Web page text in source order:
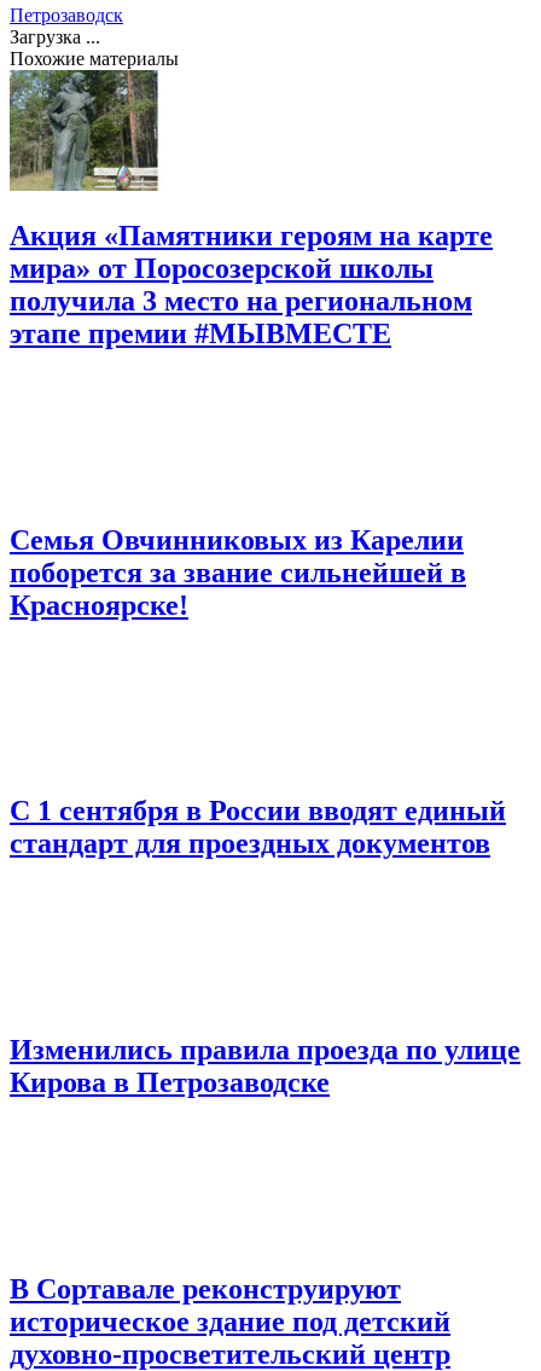
Петрозаводск
Загрузка ...
Похожие материалы
Акция «Памятники героям на карте
мира» от Поросозерской школы
получила 3 место на региональном
этапе премии #МЫВМЕСТЕ
Семья Овчинниковых из Карелии
поборется за звание сильнейшей в
Красноярске!
С 1 сентября в России вводят единый
стандарт для проездных документов
Изменились правила проезда по улице
Кирова в Петрозаводске
В Сортавале реконструируют
историческое здание под детский
духовно-просветительский центр